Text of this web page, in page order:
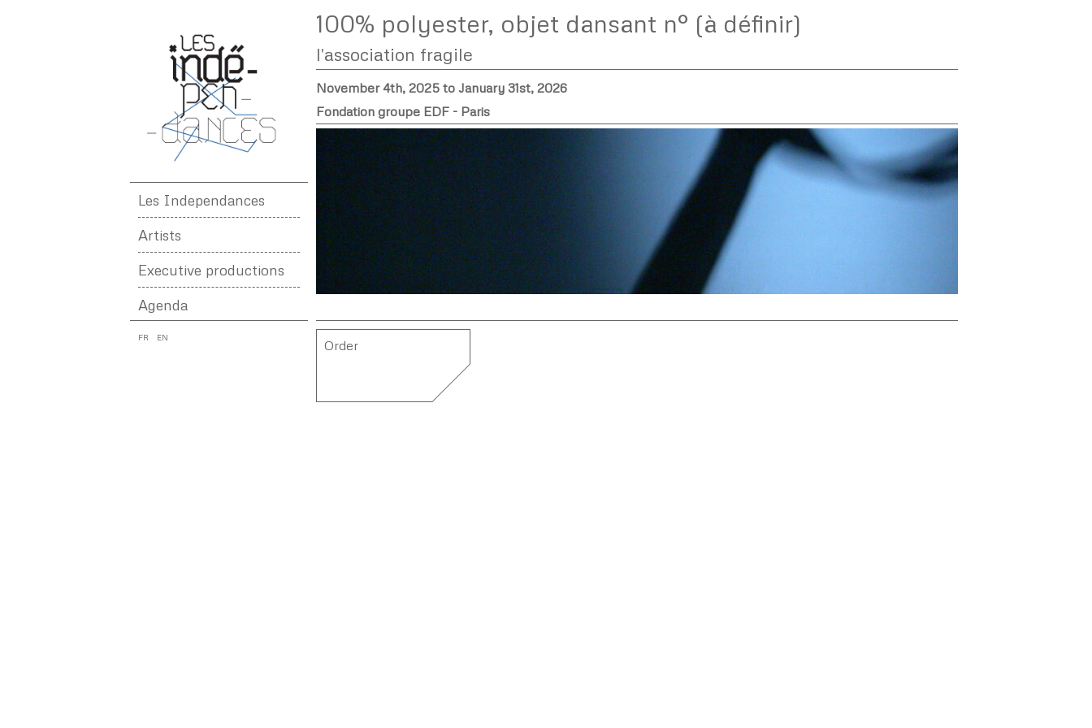
Les Independances
Artists
Executive productions
Agenda
FR EN
100% polyester, objet dansant n° (à définir)
l'association fragile
November 4th, 2025 to January 31st, 2026
Fondation groupe EDF - Paris
Order